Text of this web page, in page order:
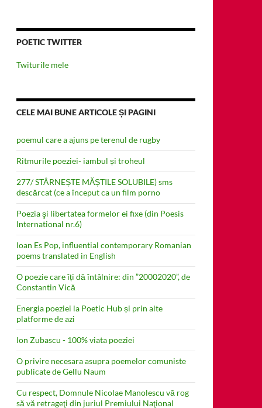
POETIC TWITTER
Twiturile mele
CELE MAI BUNE ARTICOLE ȘI PAGINI
poemul care a ajuns pe terenul de rugby
Ritmurile poeziei- iambul și troheul
277/ STÂRNEȘTE MĂȘTILE SOLUBILE) sms
descărcat (ce a început ca un film porno
Poezia şi libertatea formelor ei fixe (din Poesis
International nr.6)
Ioan Es Pop, influential contemporary Romanian
poems translated in English
O poezie care îți dă întâlnire: din ”20002020”, de
Constantin Vică
Energia poeziei la Poetic Hub și prin alte
platforme de azi
Ion Zubascu - 100% viata poeziei
O privire necesara asupra poemelor comuniste
publicate de Gellu Naum
Cu respect, Domnule Nicolae Manolescu vă rog
să vă retrageţi din juriul Premiului Naţional